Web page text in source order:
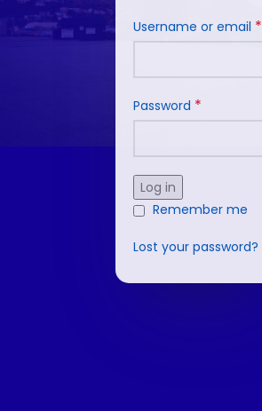
Username or email *
Password *
Log in
Remember me
Lost your password?